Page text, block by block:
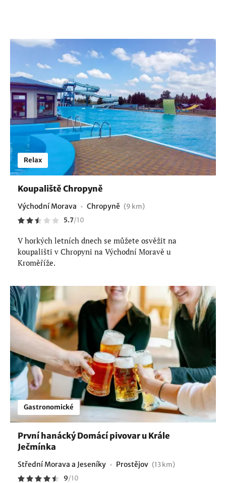
Relax
Koupaliště Chropyně
Východní Morava Chropyně (9 km)
5.7/10
V horkých letních dnech se můžete osvěžit na
koupališti v Chropyni na Východní Moravě u
Kroměříže.
Gastronomické
První hanácký Domácí pivovar u Krále
Ječmínka
Střední Morava a Jeseníky Prostějov (13 km)
9/10